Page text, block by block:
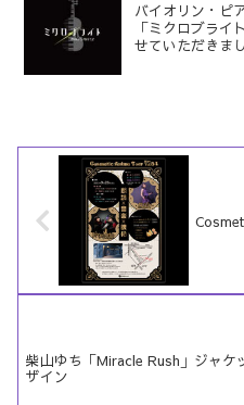
バイオリン・ピ
「ミクロブライ
せていただきまし
柴山ゆち「Miracle Rush」ジャケ
ザイン